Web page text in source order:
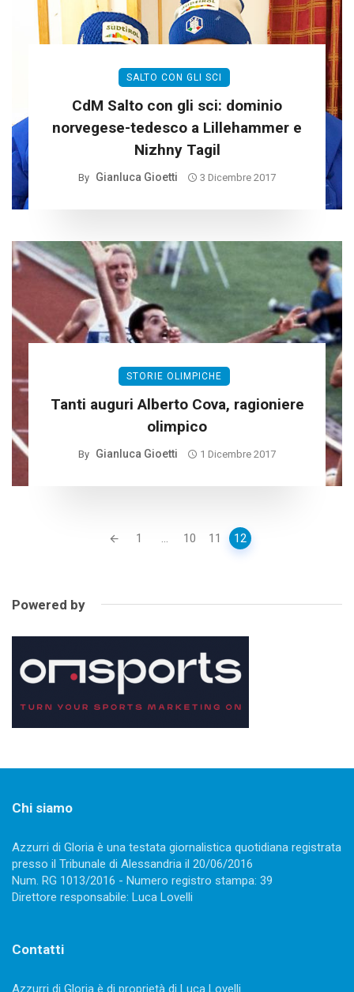
SALTO CON GLI SCI
CdM Salto con gli sci: dominio
norvegese-tedesco a Lillehammer e
Nizhny Tagil
By Gianluca Gioetti 3 Dicembre 2017
STORIE OLIMPICHE
Tanti auguri Alberto Cova, ragioniere
olimpico
By Gianluca Gioetti 1 Dicembre 2017
1 ... 10 11 12
Powered by
Chi siamo
Azzurri di Gloria è una testata giornalistica quotidiana registrata
presso il Tribunale di Alessandria il 20/06/2016
Num. RG 1013/2016 - Numero registro stampa: 39
Direttore responsabile: Luca Lovelli
Contatti
Azzurri di Gloria è di proprietà di Luca Lovelli